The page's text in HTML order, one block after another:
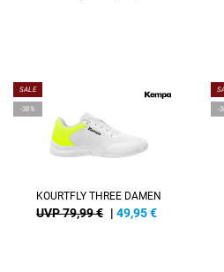
SALE
-38%
KOURTFLY THREE DAMEN
UVP 79,99 € | 49,95€
-